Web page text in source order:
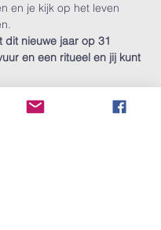
en je kijk op het leven
dit nieuwe jaar op 31
en een ritueel en jij kunt